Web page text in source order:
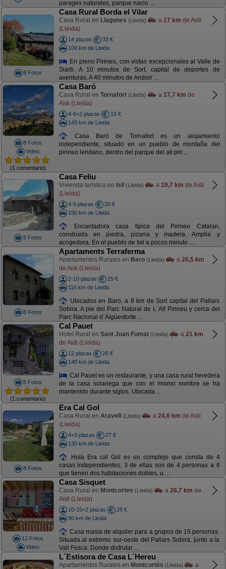
parages naturales, parque nacio ...
8 Fotos
Casa Rural Borda el Vilar
Casa Rural en Llagunes (Lleida) a 17 km de Aidi
(Lleida)
14 plazas
33 €
100 km de Lleida
En pleno Pirineo, con vistas excepcionales al Valle de
Siarb. A 10 minutos de Sort, capital de deportes de
aventuras. A 40 minutos de Andorr ...
8 Fotos
Video
(1 comentario)
Casa Baró
Casa Rural en Tornafort (Lleida) a 17,7 km de
Aidi (Lleida)
4-8+2 plazas
19 €
149 km de Lleida
Casa Baró de Tornafort es un alojamiento
independiente, situado en un pueblo de montaña del
pirineo leridano, dentro del parque del alt piri ...
8 Fotos
Casa Feliu
Vivienda turística en Isil (Lleida) a 19,7 km de Aidi
(Lleida)
4-5 plazas
20 €
150 km de Lleida
Encantadora casa típica del Pirineo Catalan,
construida en piedra, pizarra y madera. Amplia y
acogedora. En el pueblo de Isil a pocos minuto ...
8 Fotos
Apartaments Terraferma
Apartamentos Rurales en Baro (Lleida) a 20,5 km
de Aidi (Lleida)
2-10 plazas
25 €
116 km de Lleida
Ubicados en Baro, a 8 km de Sort capital del Pallars
Sobira. A pie del Parc Natural de L´Alt Pirineu y cerca del
Parc Nacional d´Aigüestorte ...
8 Fotos
(1 comentario)
Cal Pauet
Hotel Rural en Sant Joan Fumat (Lleida) a 21 km
de Aidi (Lleida)
12 plazas
26 €
140 km de Lleida
Cal Pauet es un restaurante, y una casa rural heredera
de la casa solariega que con el mismo nombre se ha
mantenido durante siglos. Ubicada ...
8 Fotos
Era Cal Gol
Casa Rural en Aravell (Lleida) a 24,6 km de Aidi
(Lleida)
4+3 plazas
27 €
130 km de Lleida
Hola Era cal Gol es un complejo que consta de 4
casas independientes, 3 de ellas son de 4 personas a 6
que tienen dos habitaciones dobles, u ...
12 Fotos
Video
Casa Sisquet
Casa Rural en Montcortes (Lleida) a 26,7 km de
Aidi (Lleida)
10-15+2 plazas
28 €
90 km de Lleida
Casa masia de alquiler para a grupos de 15 personas.
Situada al extremo sur-oeste del Pallars Sobirà, junto a la
Vall Fosca. Donde disfrutar ...
L´Estisora de Casa L´Hereu
Apartamentos Rurales en Montcortès (Lleida)
a